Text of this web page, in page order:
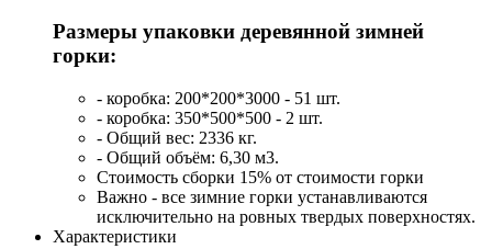
Размеры упаковки деревянной зимней
горки:
- коробка: 200*200*3000 - 51 шт.
- коробка: 350*500*500 - 2 шт.
- Общий вес: 2336 кг.
- Общий объём: 6,30 м3.
Стоимость сборки 15% от стоимости горки
Важно - все зимние горки устанавливаются
исключительно на ровных твердых поверхностях.
Характеристики